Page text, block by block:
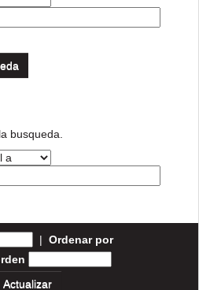
busqueda.
| Ordenar por